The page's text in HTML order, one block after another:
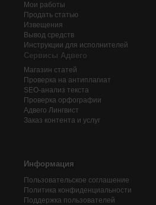
Мои работы
Продать статью
Извещения
Вывод средств
Инструкции для исполнителей
Сервисы Адвего
Магазин статей
Проверка на антиплагиат
SEO-анализ текста
Проверка орфографии
Адвего Лингвист
Заказ контента и услуг
Информация
Пользовательское соглашение
Политика конфиденциальности
Поддержка пользователей